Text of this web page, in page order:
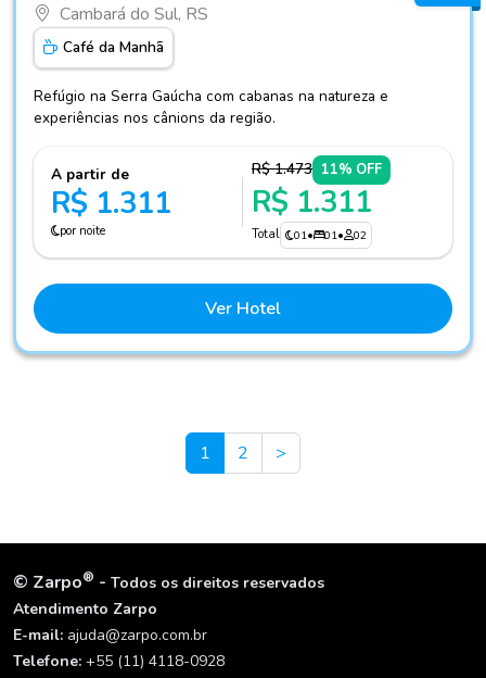
Cambará do Sul, RS
Café da Manhã
Refúgio na Serra Gaúcha com cabanas na natureza e
experiências nos cânions da região.
A partir de
R$ 1.311
por noite
R$ 1.473 11% OFF
R$ 1.311
Total 01• 01• 02
Ver Hotel
1 2 >
© Zarpo® - Todos os direitos reservados
Atendimento Zarpo
E-mail: ajuda@zarpo.com.br
Telefone: +55 (11) 4118-0928